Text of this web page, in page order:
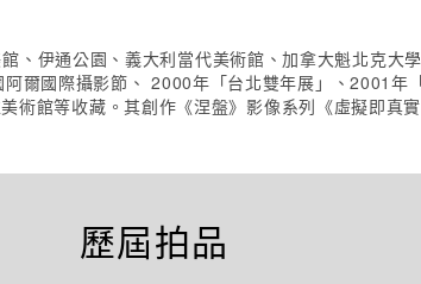
、伊通公園、義大利當代美術館、加拿大魁北克大
爾國際攝影節、 2000年「台北雙年展」、2001年
術館等收藏。其創作《涅盤》影像系列《虛擬即真
歷屆拍品